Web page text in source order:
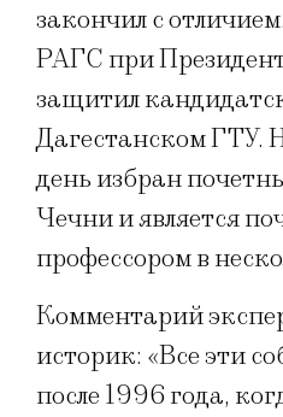
закончил с
РАГС при
защитил
Дагестанском ГТУ.
день избран
Чечни и является
профессором в
Комментарий
историк: «Все эти
после 1996 года,